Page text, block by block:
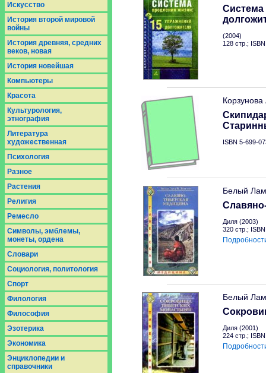
Искусство
История второй мировой
войны
История древняя, средних
веков, новая
История новейшая
Компьютеры
Красота
Культурология,
этнография
Литература
художественная
Психология
Разное
Растения
Религия
Ремесло
Символы, эмблемы,
монеты, ордена
Словари
Социология, политология
Спорт
Филология
Философия
Эзотерика
Экономика
Энциклопедии и
справочники
Система
(2004)
128 стр.;
ISBN 5-699-
Белый
Диля (2003)
320 стр.;
Белый
Диля (2001)
224 стр.;